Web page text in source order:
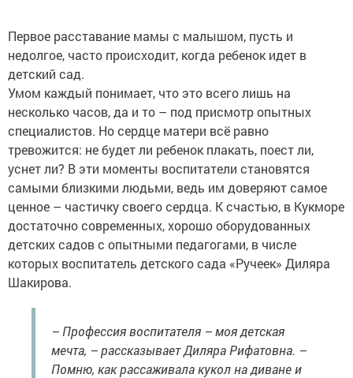
Первое расставание мамы с малышом, пусть и
недолгое, часто происходит, когда ребенок идет в
детский сад.
Умом каждый понимает, что это всего лишь на
несколько часов, да и то – под присмотр опытных
специалистов. Но сердце матери всё равно
тревожится: не будет ли ребенок плакать, поест ли,
уснет ли? В эти моменты воспитатели становятся
самыми близкими людьми, ведь им доверяют самое
ценное – частичку своего сердца. К счастью, в Кукморе
достаточно современных, хорошо оборудованных
детских садов с опытными педагогами, в числе
которых воспитатель детского сада «Ручеек» Диляра
Шакирова.
– Профессия воспитателя – моя детская
мечта, – рассказывает Диляра Рифатовна. –
Помню, как рассаживала кукол на диване и